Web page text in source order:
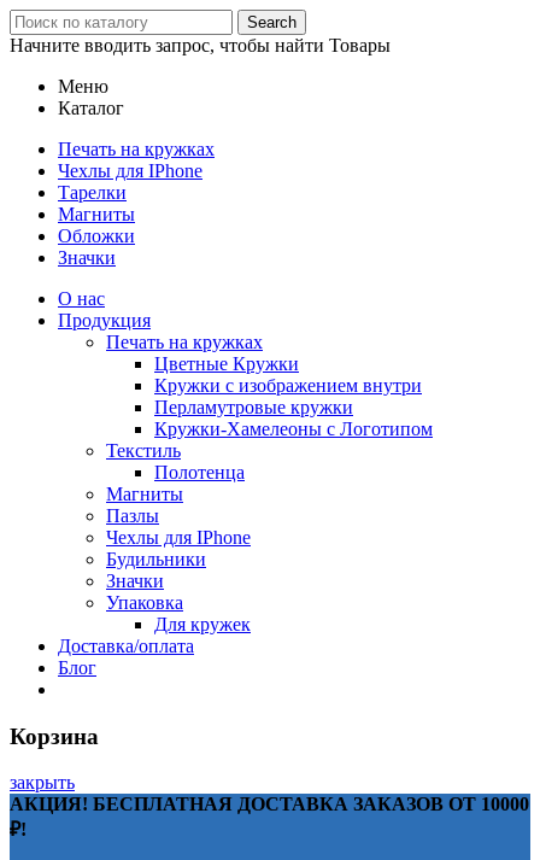
Search
Начните вводить запрос, чтобы найти Товары
Меню
Каталог
Печать на кружках
Чехлы для IPhone
Тарелки
Магниты
Обложки
Значки
О нас
Продукция
Печать на кружках
Цветные Кружки
Кружки с изображением внутри
Перламутровые кружки
Кружки-Хамелеоны с Логотипом
Текстиль
Полотенца
Магниты
Пазлы
Чехлы для IPhone
Будильники
Значки
Упаковка
Для кружек
Доставка/оплата
Блог
Корзина
закрыть
АКЦИЯ! БЕСПЛАТНАЯ ДОСТАВКА ЗАКАЗОВ ОТ 10000
₽!